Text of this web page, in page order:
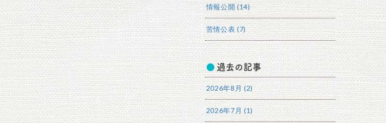
情報公開 (14)
苦情公表 (7)
過去の記事
2026年8月 (2)
2026年7月 (1)